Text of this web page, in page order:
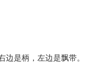
是柄，左边是飘带。